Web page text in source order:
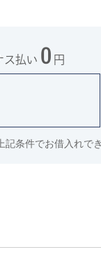
ス払い 0 円
件でお借入れでき